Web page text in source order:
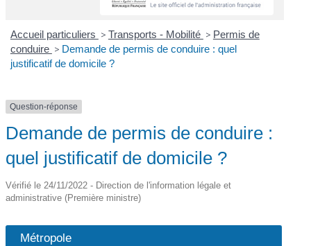
Accueil particuliers > Transports - Mobilité > Permis de
conduire > Demande de permis de conduire : quel
justificatif de domicile ?
Question-réponse
Demande de permis de conduire :
quel justificatif de domicile ?
Vérifié le 24/11/2022 - Direction de l'information légale et
administrative (Première ministre)
Métropole